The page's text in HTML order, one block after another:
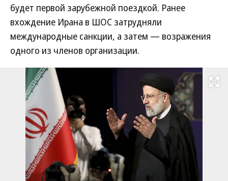
будет первой зарубежной поездкой. Ранее
вхождение Ирана в ШОС затрудняли
международные санкции, а затем — возражения
одного из членов организации.
Развернуть